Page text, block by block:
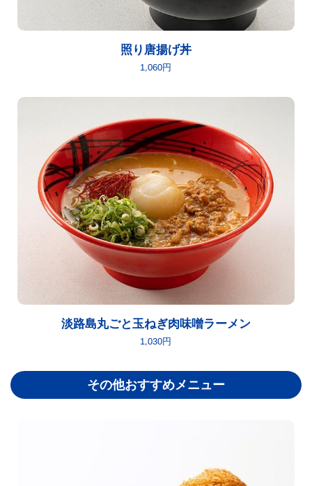
照り唐揚げ丼
1,060円
淡路島丸ごと玉ねぎ肉味噌ラーメン
1,030円
その他おすすめメニュー